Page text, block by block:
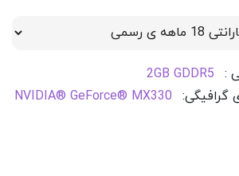
:
2GB GDDR5
گرافیگی:
NVIDIA® GeForce® MX330